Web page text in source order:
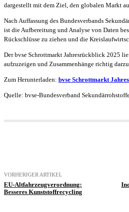
dargestellt mit dem Ziel, den globalen Markt
Nach Auffassung des Bundesverbands
ist die Aufbereitung und Analyse von Daten
Rückschlüsse zu ziehen und die
Der bvse Schrottmarkt Jahresrückblick 2025
aufzuzeigen und Zusammenhänge richtig
Zum Herunterladen: bvse Schrottmarkt
Quelle: bvse-Bundesverband
VORHERIGER ARTIKEL
EU-Altfahrzeugverordnung:
Besseres Kunststoffrecycling